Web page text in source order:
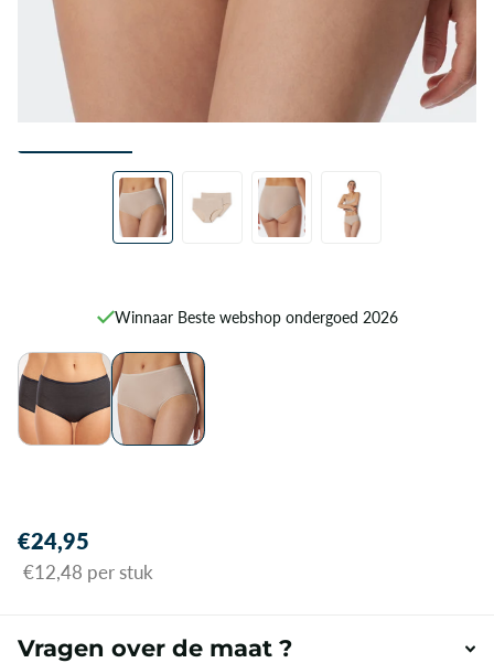
Winnaar Beste webshop ondergoed 2026
€24,95
€12,48 per stuk
Vragen over de maat ?